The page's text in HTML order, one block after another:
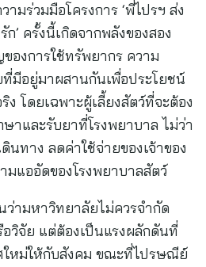
ามร่วมมือโครงการ ‘พี่ไปรฯ ส่ง
’ ครั้งนี้เกิดจากพลังของสอง
องการใช้ทรัพยากร ความ
มีอยู่มาผสานกันเพื่อประโยชน์
โดยเฉพาะผู้เลี้ยงสัตว์ที่จะต้อง
าและรับยาที่โรงพยาบาล ไม่ว่า
นทาง ลดค่าใช้จ่ายของเจ้าของ
มแออัดของโรงพยาบาลสัตว์
ว่ามหาวิทยาลัยไม่ควรจำกัด
วิจัย แต่ต้องเป็นแรงผลักดันที่
ใหม่ให้กับสังคม ขณะที่ไปรษณีย์